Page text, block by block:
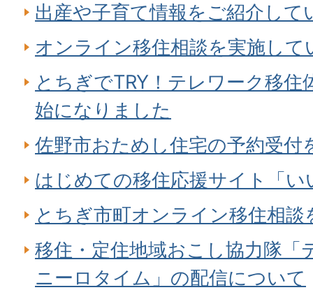
出産や子育て情報をご紹介して
オンライン移住相談を実施して
とちぎでTRY！テレワーク移住
始になりました
佐野市おためし住宅の予約受付
はじめての移住応援サイト「
とちぎ市町オンライン移住相
移住・定住地域おこし協力隊「
ニーロタイム」の配信について